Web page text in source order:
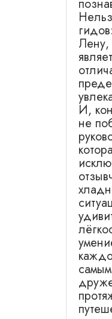
Лену,
И,
не